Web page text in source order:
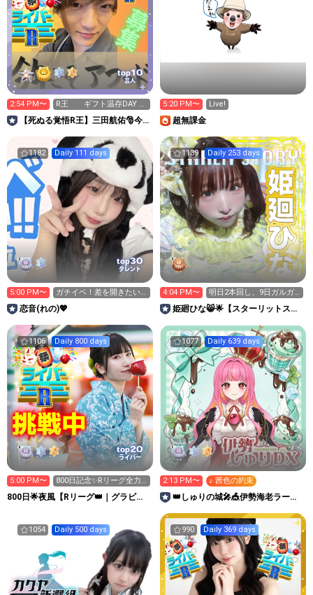
top10
芸人
2:54 PM〜
R王 ギフト温存DAY 期
限は拍手
【死ぬる覚悟R王】三田航佑🎅今
5:20 PM〜 Live!
超無課金
1182 Daily 111 days
top30
タレント
5:00 PM〜
ガチイベ！差を開きたい
🥺︎
恋音(れの)💖
1139 Daily 253 days
4:04 PM〜
明日2本回し、9日ガルガ
ル ワンマンひな予約💛
姫廻ひな😸🌟【スターリットスト
1106 Daily 800 days
top20
ライバー
5:00 PM〜
800日記念✨Rリーグ全力
集め中🔥
800日🌟夜風【Rリーグ👑｜グラビア
1077 Daily 639 days
2:13 PM〜 ♪ 茜色の約束
👑しゅりの城🎤🎪伊勢海老ラーメ
1054 Daily 500 days 990 Daily 369 days